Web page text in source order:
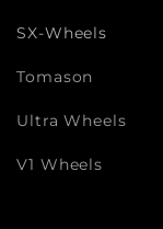
SX-Wheels
Tomason
Ultra Wheels
V1 Wheels